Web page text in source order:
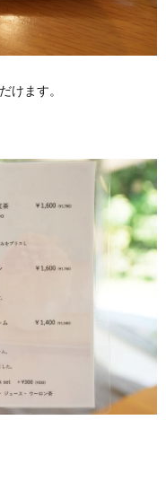
けます。